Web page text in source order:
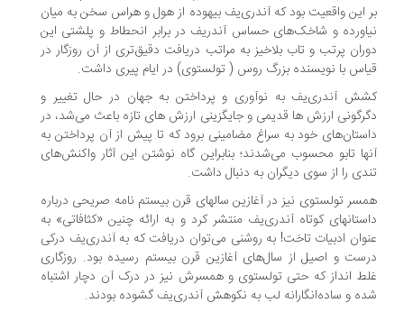
این واقعیت بود که آندری‌یف بیهوده از هول و هراس سخن به میان
و شاخک‌های حساس آندریف در برابر انحطاط و پلشتی این
پرتب و تاب بلاخیز به مراتب دریافت دقیق‌تری از آن روزگار در
با نویسنده بزرگ روس ( تولستوی) در ایام پیری داشت.
آندری‌یف به نوآوری و پرداختن به جهان در حال تغییر و
ارزش ها قدیمی و جایگزینی ارزش های تازه باعث می‌شد، در
خود به سراغ مضامینی برود که تا پیش از آن پرداختن به
تابو محسوب می‌شدند؛ بنابراین گاه نوشتن این آثار واکنش‌های
را از سوی دیگران به دنبال داشت.
تولستوی نیز در آغازین سالهای قرن بیستم نامه صریحی درباره
کوتاه آندری‌یف منتشر کرد و به ارائه چنین «کثافاتی» به
ادبیات تاخت! به روشنی می‌توان دریافت که به آندری‌یف درکی
و اصیل از سال‌های آغازین قرن بیستم رسیده بود. روزگاری
انداز که حتی تولستوی و همسرش نیز در درک آن دچار اشتباه
و ساده‌انگارانه لب به نکوهش آندری‌یف گشوده بودند.